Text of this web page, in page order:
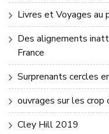
Livres et Voyages au
Des alignements
France
Surprenants cercles
ouvrages sur les crop
Cley Hill 2019